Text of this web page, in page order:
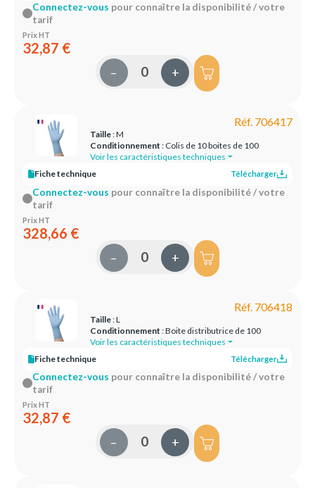
Connectez-vous pour connaître la disponibilité / votre
tarif
Prix HT
32,87 €
– +
Réf. 706417
Taille: M
Conditionnement : Colis de 10 boites de 100
Voir les caractéristiques techniques
Fiche technique
Télécharger
Connectez-vous pour connaître la disponibilité / votre
tarif
Prix HT
328,66 €
– +
Réf. 706418
Taille: L
Conditionnement : Boite distributrice de 100
Voir les caractéristiques techniques
Fiche technique
Télécharger
Connectez-vous pour connaître la disponibilité / votre
tarif
Prix HT
32,87 €
– +